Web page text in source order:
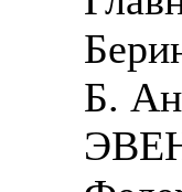
Б.